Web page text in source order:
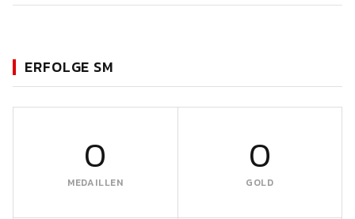
ERFOLGE SM
0
MEDAILLEN
0
GOLD